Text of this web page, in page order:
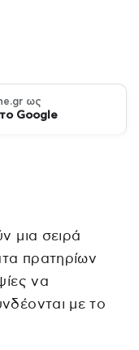
ως
Google
μια σειρά
πρατηρίων
να
με το